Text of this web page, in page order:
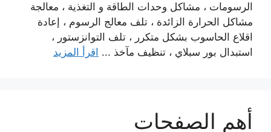
الرسومات ، مشاكل وحدات الطاقة و التغذية ، معالجة
مشاكل الحرارة الزائدة ، تلف معالج الرسوم ، إعادة
اقلاع الحاسوب بشكل متكرر ، تلف التوانزستور ،
استبدال بور سبلاي ، تنظيف مآخذ ... اقرأ المزيد
أهم الصفحات